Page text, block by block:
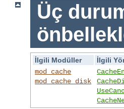
Üç
İlgili Modüller
İlgili
mod_cache
mod_cache_disk